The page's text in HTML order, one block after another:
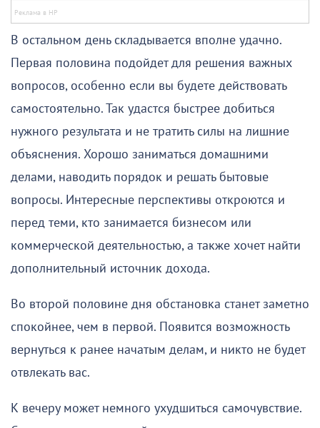
В остальном день складывается вполне удачно.
Первая половина подойдет для решения важных
вопросов, особенно если вы будете действовать
самостоятельно. Так удастся быстрее добиться
нужного результата и не тратить силы на лишние
объяснения. Хорошо заниматься домашними
делами, наводить порядок и решать бытовые
вопросы. Интересные перспективы откроются и
перед теми, кто занимается бизнесом или
коммерческой деятельностью, а также хочет найти
дополнительный источник дохода.
Во второй половине дня обстановка станет заметно
спокойнее, чем в первой. Появится возможность
вернуться к ранее начатым делам, и никто не будет
отвлекать вас.
К вечеру может немного ухудшиться самочувствие.